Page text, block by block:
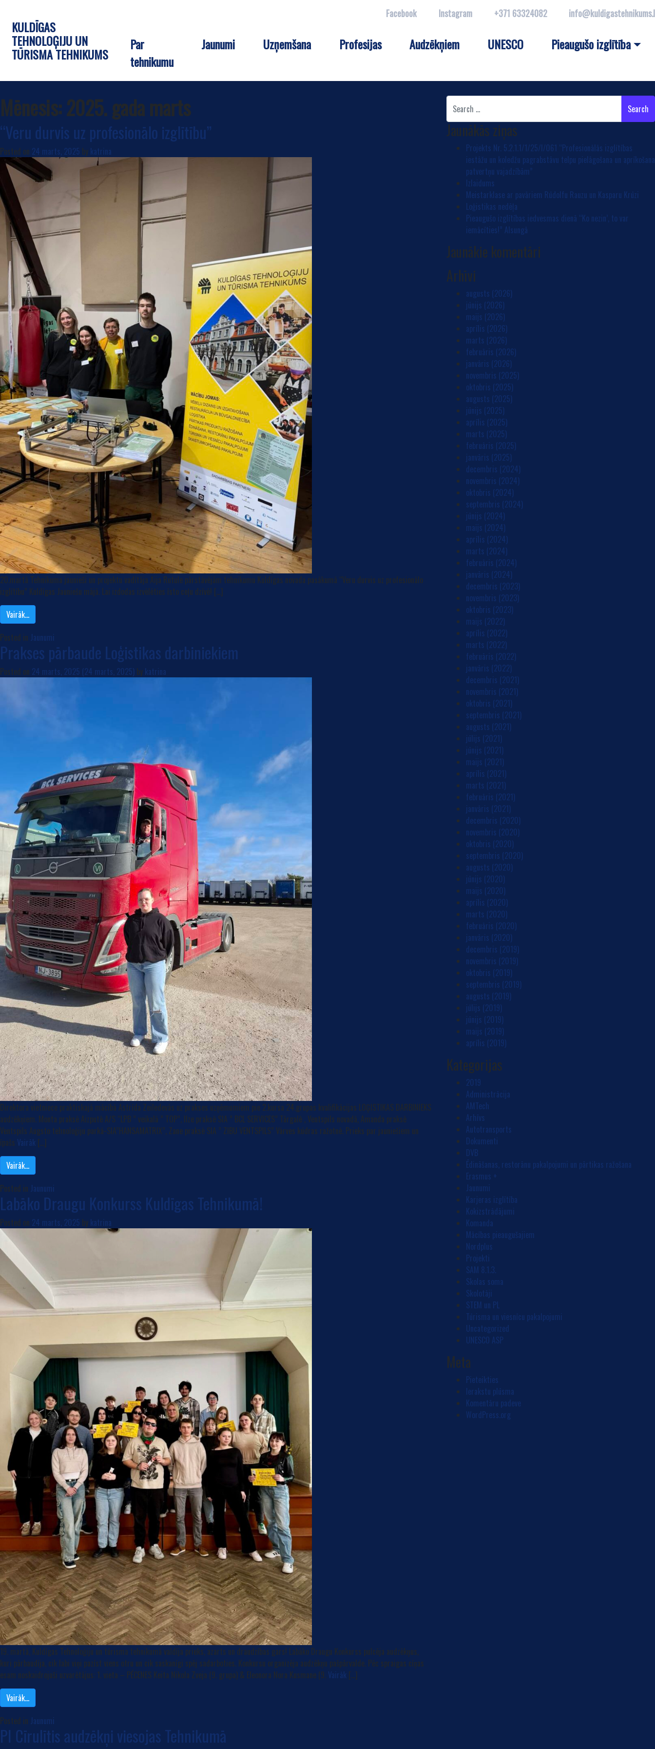
KULDĪGAS
TEHNOLOĢIJU UN
TŪRISMA TEHNIKUMS
Facebook Instagram +371 63324082
Par
tehnikumu
Jaunumi Uzņemšana Profesijas Audzēkņiem UNESCO Pieaugušo izglītība
Mēnesis:2025. gada marts
“Veru durvis uz profesionālo izglītību”
Posted on 24 marts, 2025 by katrina
20.martā Tehnikuma jaunieši un projektu vadītāja Aija Rutule pārstāvējām tehnikumu Kuldīgas novada pasākumā “Veru durvis uz profesionālo
izglītību” Kuldīgas Jauniešu mājā. Lai izdodas izvēlēties īsto ceļu dzīvē! […]
Vairāk…
Posted in Jaunumi
Prakses pārbaude Loģistikas darbiniekiem
Posted on 24 marts, 2025 (24 marts, 2025) by katrina
Direktora vietniece praktiskajā mācībā Astrīda Zeiledevās uz prakses uzņēmumiem pie 2.kursa 24.grupas kvalifikācijas LOĢISTIKAS DARBINIEKS
audzēkņiem. Monta praksē Aizputē A/S “LPB ” veikalā ” TOP”, Ilze praksē SIA ” BCL SERVICES” Tārgalē , Ventspils novadā, Amanda praksē
Ventspils Augsto tehnoloģiju parkā-SIA”HANSAMATRIX”, Zane praksē SIA ” ZIBU VENTSPILS” Vārves kūdras ražotnē. Prieks par jauniešiem un
īpašs Vairāk […]
Vairāk…
Posted in Jaunumi
Labāko Draugu Konkurss Kuldīgas Tehnikumā!
Posted on 24 marts, 2025 by katrina
19. martā, Kuldīgas Tehnoloģiju un tūrisma tehnikumā valdīja prieks, azarts un draudzības gars! Labāko Draugu Konkurss pulcēja audzēkņus,
kuri pārbaudīja, cik labi viņi pazīst viens otru un cik saskanīgi spēj sadarboties. Konkursu organizēja audzēkņu pašpārvalde. Pēc spraigas cīņas
esam noskaidrojuši uzvarētājus: 1. vieta – PĒCENES Keita Nikola Zveja (9. grupa) & Eleonora Nora Kusmane (9. Vairāk […]
Vairāk…
Posted in Jaunumi
PI Cīrulītis audzēkņi viesojas Tehnikumā
Search
Jaunākās ziņas
Projekts Nr. 5.2.1.1/1/25/I/061 “Profesionālās izglītības
iestāžu un koledžu pagrabstāvu telpu pielāgošana un aprīkošana
patvertņu vajadzībām”
Izlaidums
Meistarklase ar pavāriem Rūdolfu Rauzu un Kasparu Krūzi
Loģistikas nedēļa
Pieaugušo izglītības iedvesmas dienā “Ko nezin’, to var
iemācīties!” Alsungā
Jaunākie komentāri
Arhīvi
augusts (2026)
jūnijs (2026)
maijs (2026)
aprīlis (2026)
marts (2026)
februāris (2026)
janvāris (2026)
novembris (2025)
oktobris (2025)
augusts (2025)
jūnijs (2025)
aprīlis (2025)
marts (2025)
februāris (2025)
janvāris (2025)
decembris (2024)
novembris (2024)
oktobris (2024)
septembris (2024)
jūnijs (2024)
maijs (2024)
aprīlis (2024)
marts (2024)
februāris (2024)
janvāris (2024)
decembris (2023)
novembris (2023)
oktobris (2023)
maijs (2022)
aprīlis (2022)
marts (2022)
februāris (2022)
janvāris (2022)
decembris (2021)
novembris (2021)
oktobris (2021)
septembris (2021)
augusts (2021)
jūlijs (2021)
jūnijs (2021)
maijs (2021)
aprīlis (2021)
marts (2021)
februāris (2021)
janvāris (2021)
decembris (2020)
novembris (2020)
oktobris (2020)
septembris (2020)
augusts (2020)
jūnijs (2020)
maijs (2020)
aprīlis (2020)
marts (2020)
februāris (2020)
janvāris (2020)
decembris (2019)
novembris (2019)
oktobris (2019)
septembris (2019)
augusts (2019)
jūlijs (2019)
jūnijs (2019)
maijs (2019)
aprīlis (2019)
Kategorijas
2019
Administrācija
AMTech
Arhīvs
Autotransports
Dokumenti
DVB
Ēdināšanas, restorānu pakalpojumi un pārtikas ražošana
Erasmus +
Jaunumi
Karjeras izglītība
Kokizstrādājumi
Komanda
Mācības pieaugušajiem
Nordplus
Projekti
SAM 8.1.3.
Skolas soma
Skolotāji
STEM un PL
Tūrisma un viesnīcu pakalpojumi
Uncategorized
UNESCO ASP
Meta
Pieteikties
Ierakstu plūsma
Komentāru padeve
WordPress.org